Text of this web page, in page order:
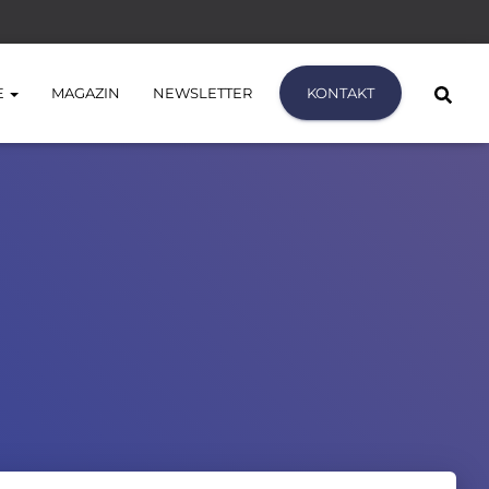
MAGAZIN NEWSLETTER KONTAKT